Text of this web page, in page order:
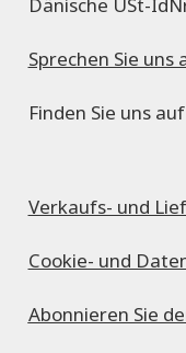
Sprechen Sie uns
Finden Sie uns auf
Verkaufs- und
Cookie- und
Abonnieren Sie